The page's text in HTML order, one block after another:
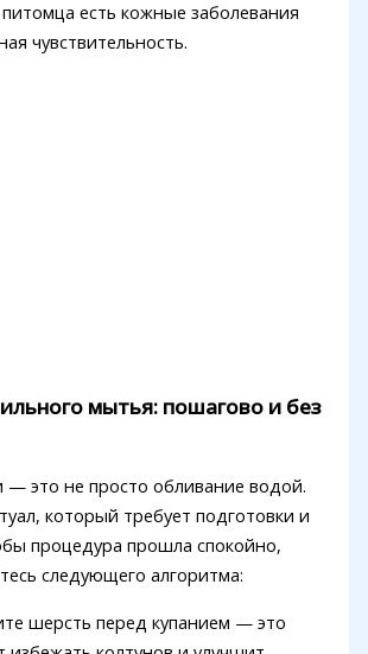
есть кожные заболевания
чувствительность.
мытья: пошагово и без
— это не просто обливание водой.
который требует подготовки и
процедура прошла спокойно,
следующего алгоритма:
шерсть перед купанием — это